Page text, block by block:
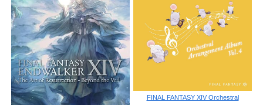
FINAL FANTASY XIV Orchestral